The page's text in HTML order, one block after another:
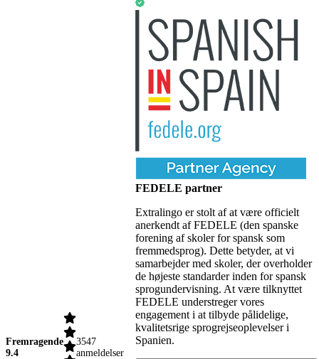
Fremragende
9.4
3547
anmeldelser
FEDELE partner
Extralingo er stolt af at være officielt
anerkendt af FEDELE (den spanske
forening af skoler for spansk som
fremmedsprog). Dette betyder, at vi
samarbejder med skoler, der overholder
de højeste standarder inden for spansk
sprogundervisning. At være tilknyttet
FEDELE understreger vores
engagement i at tilbyde pålidelige,
kvalitetsrige sprogrejseoplevelser i
Spanien.